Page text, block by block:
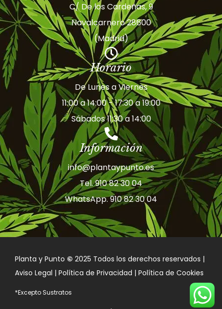
C/ De los Cardeñas, 9
Navalcarnero 28600
(Madrid)
Horario
De Lunes a Viernes
11:00 a 14:00 - 17:30 a 19:00
Sábados 11:30 a 14:00
Información
info@plantaypunto.es
Tel. 910 82 30 04
WhatsApp. 910 82 30 04
Planta y Punto © 2025 Todos los derechos reservados |
Aviso Legal | Política de Privacidad | Política de Cookies
*Excepto Sustratos